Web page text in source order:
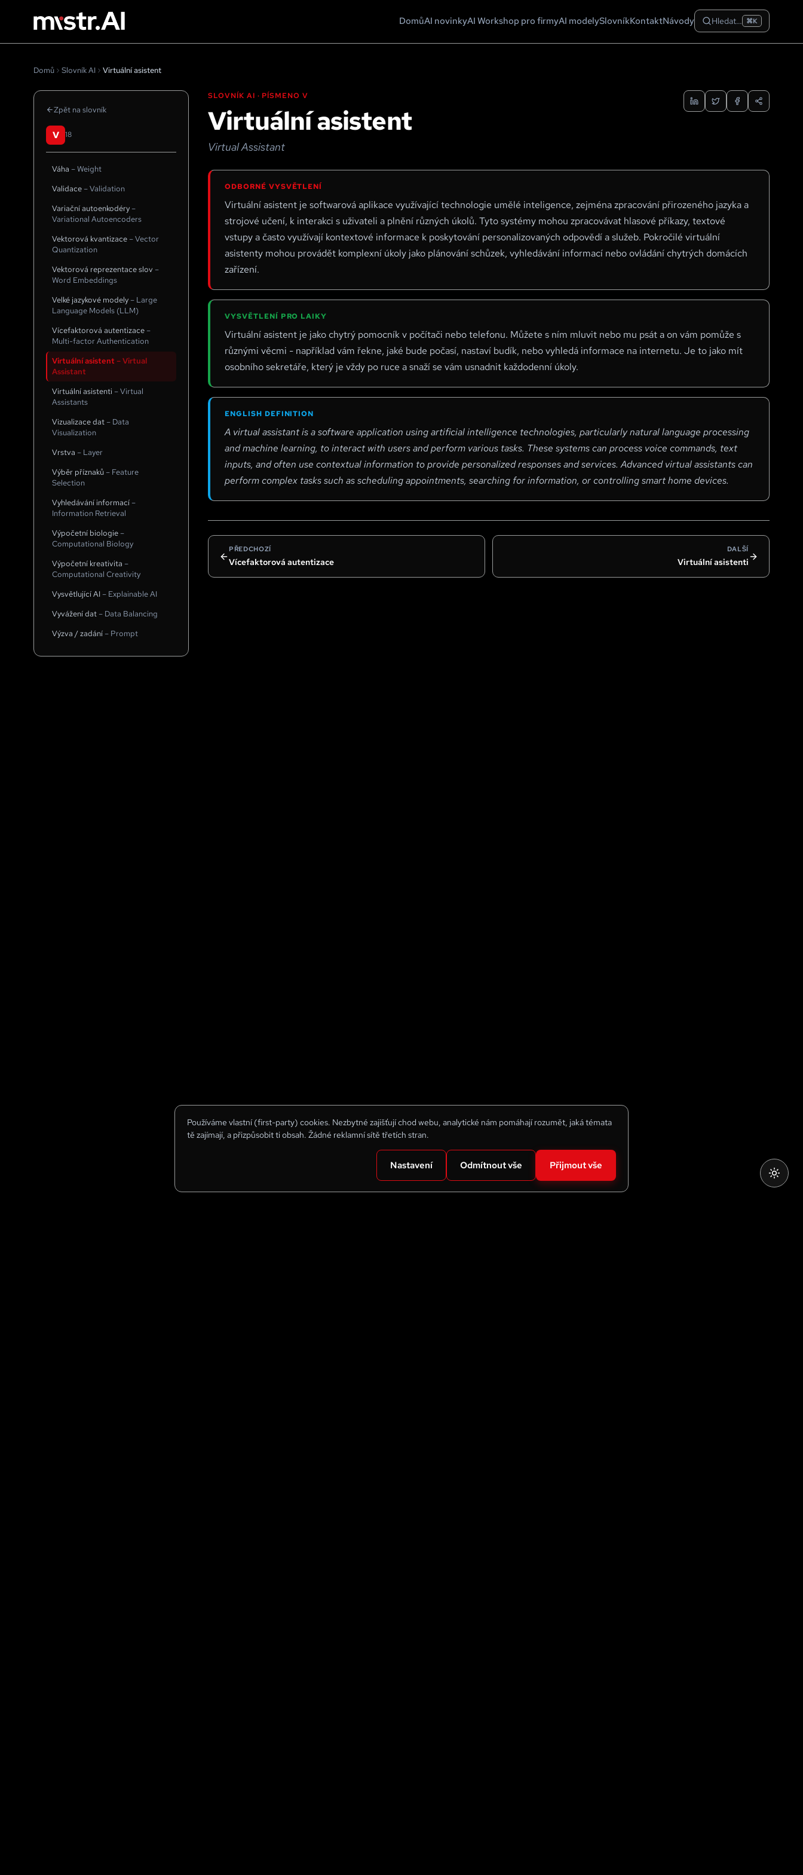
Používáme vlastní (first-party) cookies. Nezbytné zajišťují chod webu, analytické nám pomáhají rozumět, jaká témata
tě zajímají, a přizpůsobit ti obsah. Žádné reklamní sítě třetích stran.
Nastavení Odmítnout vše Přijmout vše
DomůAI novinkyAI Workshop pro firmyAI modelySlovníkKontaktNávody Hledat… ⌘K
Domů Slovník AI Virtuální asistent
Zpět na slovník
V 18
Váha –Weight
Validace–Validation
Variační autoenkodéry–
Variational Autoencoders
Vektorová kvantizace–Vector
Quantization
Vektorová reprezentace slov –
Word Embeddings
Velké jazykové modely– Large
Language Models (LLM)
Vícefaktorová autentizace–
Multi-factor Authentication
Virtuální asistent –Virtual
Assistant
Virtuální asistenti –Virtual
Assistants
Vizualizace dat– Data
Visualization
Vrstva – Layer
Výběr příznaků– Feature
Selection
Vyhledávání informací–
Information Retrieval
Výpočetní biologie–
Computational Biology
Výpočetní kreativita –
Computational Creativity
Vysvětlující AI– Explainable AI
Vyvážení dat– Data Balancing
Výzva / zadání– Prompt
SLOVNÍK AI · PÍSMENOV
Virtuální asistent
Virtual Assistant
ODBORNÉ VYSVĚTLENÍ
Virtuální asistent je softwarová aplikace využívající technologie umělé inteligence, zejména zpracování přirozeného jazyka a
strojové učení, k interakci s uživateli a plnění různých úkolů. Tyto systémy mohou zpracovávat hlasové příkazy, textové
vstupy a často využívají kontextové informace k poskytování personalizovaných odpovědí a služeb. Pokročilé virtuální
asistenty mohou provádět komplexní úkoly jako plánování schůzek, vyhledávání informací nebo ovládání chytrých domácích
zařízení.
VYSVĚTLENÍ PRO LAIKY
Virtuální asistent je jako chytrý pomocník v počítači nebo telefonu. Můžete s ním mluvit nebo mu psát a on vám pomůže s
různými věcmi - například vám řekne, jaké bude počasí, nastaví budík, nebo vyhledá informace na internetu. Je to jako mít
osobního sekretáře, který je vždy po ruce a snaží se vám usnadnit každodenní úkoly.
ENGLISH DEFINITION
A virtual assistant is a software application using artificial intelligence technologies, particularly natural language processing
and machine learning, to interact with users and perform various tasks. These systems can process voice commands, text
inputs, and often use contextual information to provide personalized responses and services. Advanced virtual assistants can
perform complex tasks such as scheduling appointments, searching for information, or controlling smart home devices.
PŘEDCHOZÍ
Vícefaktorová autentizace
DALŠÍ
Virtuální asistenti